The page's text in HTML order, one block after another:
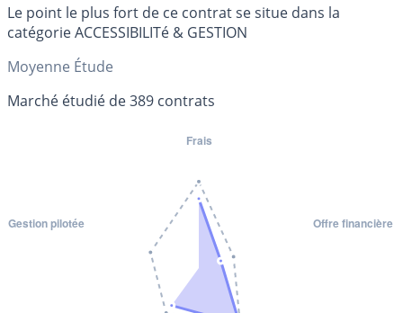
Le point le plus fort de ce contrat se situe dans la
catégorie ACCESSIBILITé & GESTION
Moyenne Étude
Marché étudié de 389 contrats